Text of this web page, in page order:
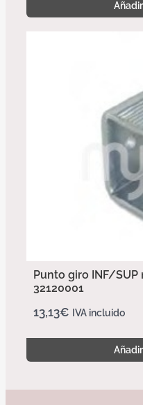
Punto giro INF/SUP
32120001
13,13€ IVA incluido